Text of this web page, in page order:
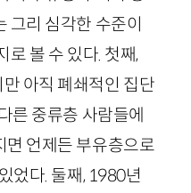
그리 심각한 수준이
로 볼 수 있다. 첫째,
아직 폐쇄적인 집단
른 중류층 사람들에
면 언제든 부유층으로
었다. 둘째, 1980년